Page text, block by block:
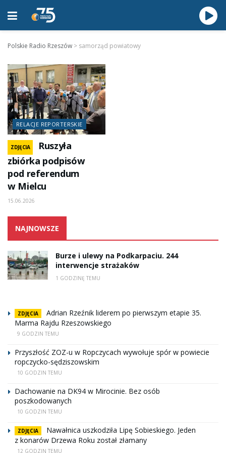
Polskie Radio Rzeszów > samorząd powiatowy
RELACJE REPORTERSKIE
ZDJĘCIA
Ruszyła
zbiórka podpisów
pod referendum
w Mielcu
15.06.2026
NAJNOWSZE
Burze i ulewy na Podkarpaciu. 244
interwencje strażaków
1 GODZINĘ TEMU
ZDJĘCIA
Adrian Rzeźnik liderem po pierwszym etapie 35.
Marma Rajdu Rzeszowskiego
9 GODZIN TEMU
Przyszłość ZOZ-u w Ropczycach wywołuje spór w powiecie
ropczycko-sędziszowskim
10 GODZIN TEMU
Dachowanie na DK94 w Mirocinie. Bez osób
poszkodowanych
10 GODZIN TEMU
ZDJĘCIA
Nawałnica uszkodziła Lipę Sobieskiego. Jeden
z konarów Drzewa Roku został złamany
12 GODZIN TEMU